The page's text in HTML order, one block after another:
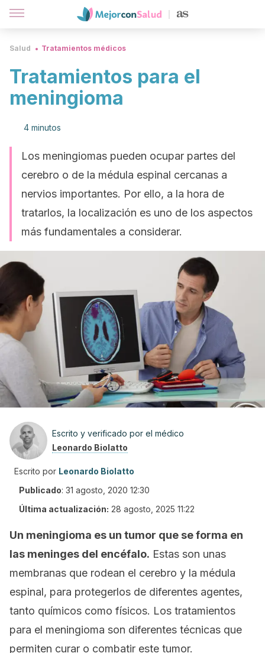
Salud Tratamientos médicos
Tratamientos para el
meningioma
4 minutos
Los meningiomas pueden ocupar partes del
cerebro o de la médula espinal cercanas a
nervios importantes. Por ello, a la hora de
tratarlos, la localización es uno de los aspectos
más fundamentales a considerar.
Escrito y verificado por el médico
Leonardo Biolatto
Escrito por Leonardo Biolatto
Publicado: 31 agosto, 2020 12:30
Última actualización: 28 agosto, 2025 11:22
Un meningioma es un tumor que se forma en
las meninges del encéfalo. Estas son unas
membranas que rodean el cerebro y la médula
espinal, para protegerlos de diferentes agentes,
tanto químicos como físicos. Los tratamientos
para el meningioma son diferentes técnicas que
permiten curar o combatir este tumor.